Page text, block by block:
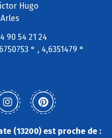
Hugo
90 54 21 24
° , 4,6351479 °
(13200) est proche de :